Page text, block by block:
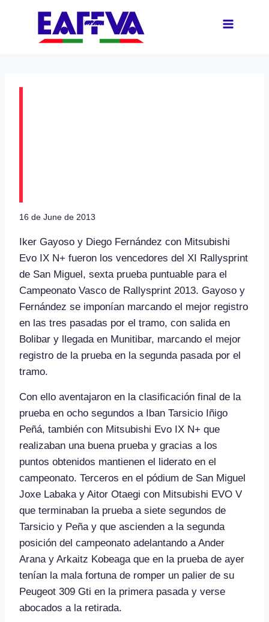
16 de June de 2013
Iker Gayoso y Diego Fernández con Mitsubishi
Evo IX N+ fueron los vencedores del XI Rallysprint
de San Miguel, sexta prueba puntuable para el
Campeonato Vasco de Rallysprint 2013. Gayoso y
Fernández se imponían marcando el mejor registro
en las tres pasadas por el tramo, con salida en
Bolibar y llegada en Munitibar, marcando el mejor
registro de la prueba en la segunda pasada por el
tramo.
Con ello aventajaron en la clasificación final de la
prueba en ocho segundos a Iban Tarsicio Iñigo
Peñá, también con Mitsubishi Evo IX N+ que
realizaban una buena prueba y gracias a los
puntos obtenidos mantienen el liderato en el
campeonato. Terceros en el pódium de San Miguel
Joxe Labaka y Aitor Otaegi con Mitsubishi EVO V
que terminaban la prueba a siete segundos de
Tarsicio y Peña y que ascienden a la segunda
posición del campeonato adelantando a Ander
Arana y Arkaitz Kobeaga que en la prueba de ayer
tenían la mala fortuna de romper un palier de su
Peugeot 309 Gti en la primera pasada y verse
abocados a la retirada.